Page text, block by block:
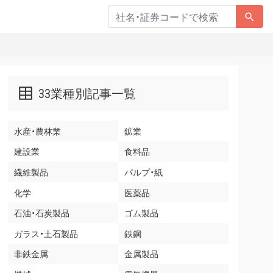
33業種別記事一覧
水産・農林業
鉱業
建設業
食料品
繊維製品
パルプ・紙
化学
医薬品
石油・石炭製品
ゴム製品
ガラス・土石製品
鉄鋼
非鉄金属
金属製品